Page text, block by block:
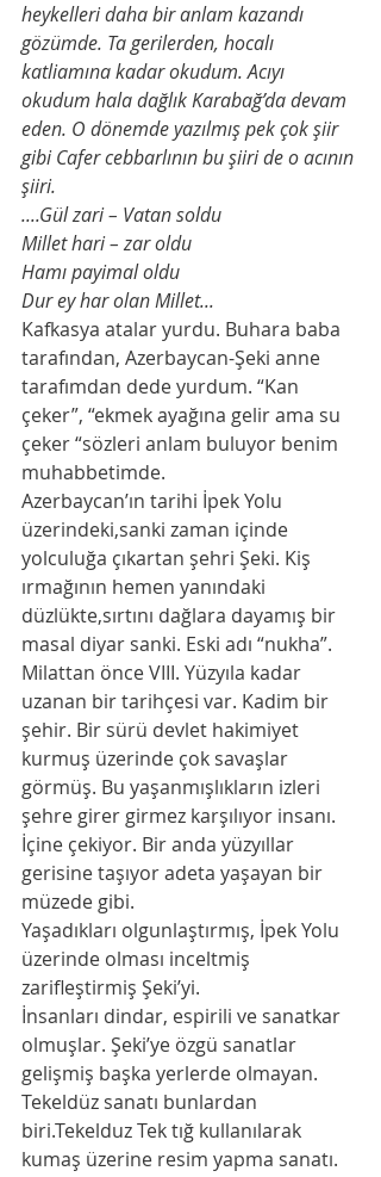
heykelleri daha bir anlam kazandı
gözümde. Ta gerilerden, hocalı
katliamına kadar okudum. Acıyı
okudum hala dağlık Karabağ’da devam
eden. O dönemde yazılmış pek çok şiir
gibi Cafer cebbarlının bu şiiri de o acının
şiiri.
....Gül zari – Vatan soldu
Millet hari – zar oldu
Hamı payimal oldu
Dur ey har olan Millet...
Kafkasya atalar yurdu. Buhara baba
tarafından, Azerbaycan-Şeki anne
tarafımdan dede yurdum. “Kan
çeker”, “ekmek ayağına gelir ama su
çeker “sözleri anlam buluyor benim
muhabbetimde.
Azerbaycan’ın tarihi İpek Yolu
üzerindeki,sanki zaman içinde
yolculuğa çıkartan şehri Şeki. Kiş
ırmağının hemen yanındaki
düzlükte,sırtını dağlara dayamış bir
masal diyar sanki. Eski adı “nukha”.
Milattan önce VIII. Yüzyıla kadar
uzanan bir tarihçesi var. Kadim bir
şehir. Bir sürü devlet hakimiyet
kurmuş üzerinde çok savaşlar
görmüş. Bu yaşanmışlıkların izleri
şehre girer girmez karşılıyor insanı.
İçine çekiyor. Bir anda yüzyıllar
gerisine taşıyor adeta yaşayan bir
müzede gibi.
Yaşadıkları olgunlaştırmış, İpek Yolu
üzerinde olması inceltmiş
zarifleştirmiş Şeki’yi.
İnsanları dindar, espirili ve sanatkar
olmuşlar. Şeki’ye özgü sanatlar
gelişmiş başka yerlerde olmayan.
Tekeldüz sanatı bunlardan
biri.Tekelduz Tek tığ kullanılarak
kumaş üzerine resim yapma sanatı.